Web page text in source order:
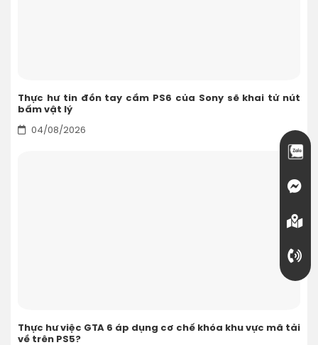
Thực hư tin đồn tay cầm PS6 của Sony sẽ khai tử nút
bấm vật lý
04/08/2026
Thực hư việc GTA 6 áp dụng cơ chế khóa khu vực mã tải
về trên PS5?